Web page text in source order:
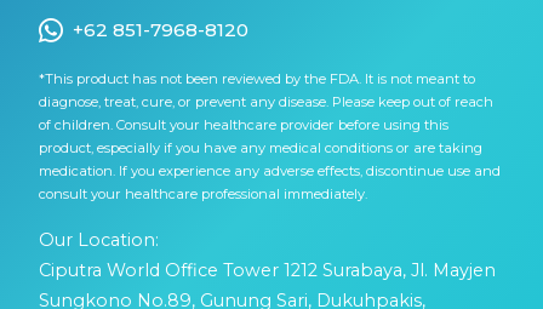
+62 851-7968-8120
*This product has not been reviewed by the FDA. It is not meant to
diagnose, treat, cure, or prevent any disease. Please keep out of reach
of children. Consult your healthcare provider before using this
product, especially if you have any medical conditions or are taking
medication. If you experience any adverse effects, discontinue use and
consult your healthcare professional immediately.
Our Location:
Ciputra World Office Tower 1212 Surabaya, Jl. Mayjen
Sungkono No.89, Gunung Sari, Dukuhpakis,